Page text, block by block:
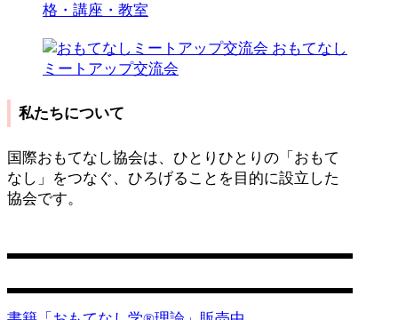
格・講座・教室
おもてなし
ミートアップ交流会
私たちについて
国際おもてなし協会は、ひとりひとりの「おもて
なし」をつなぐ、ひろげることを目的に設立した
協会です。